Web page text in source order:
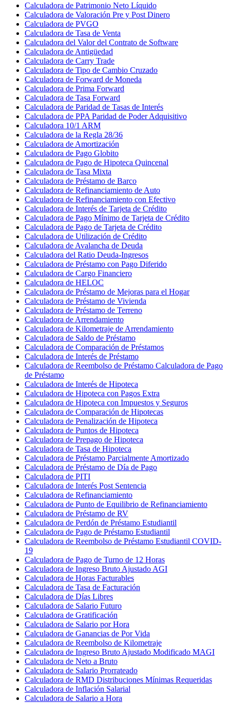
Calculadora de Patrimonio Neto Líquido
Calculadora de Valoración Pre y Post Dinero
Calculadora de PVGO
Calculadora de Tasa de Venta
Calculadora del Valor del Contrato de Software
Calculadora de Antigüedad
Calculadora de Carry Trade
Calculadora de Tipo de Cambio Cruzado
Calculadora de Forward de Moneda
Calculadora de Prima Forward
Calculadora de Tasa Forward
Calculadora de Paridad de Tasas de Interés
Calculadora de PPA Paridad de Poder Adquisitivo
Calculadora 10/1 ARM
Calculadora de la Regla 28/36
Calculadora de Amortización
Calculadora de Pago Globito
Calculadora de Pago de Hipoteca Quincenal
Calculadora de Tasa Mixta
Calculadora de Préstamo de Barco
Calculadora de Refinanciamiento de Auto
Calculadora de Refinanciamiento con Efectivo
Calculadora de Interés de Tarjeta de Crédito
Calculadora de Pago Mínimo de Tarjeta de Crédito
Calculadora de Pago de Tarjeta de Crédito
Calculadora de Utilización de Crédito
Calculadora de Avalancha de Deuda
Calculadora del Ratio Deuda-Ingresos
Calculadora de Préstamo con Pago Diferido
Calculadora de Cargo Financiero
Calculadora de HELOC
Calculadora de Préstamo de Mejoras para el Hogar
Calculadora de Préstamo de Vivienda
Calculadora de Préstamo de Terreno
Calculadora de Arrendamiento
Calculadora de Kilometraje de Arrendamiento
Calculadora de Saldo de Préstamo
Calculadora de Comparación de Préstamos
Calculadora de Interés de Préstamo
Calculadora de Reembolso de Préstamo Calculadora de Pago
de Préstamo
Calculadora de Interés de Hipoteca
Calculadora de Hipoteca con Pagos Extra
Calculadora de Hipoteca con Impuestos y Seguros
Calculadora de Comparación de Hipotecas
Calculadora de Penalización de Hipoteca
Calculadora de Puntos de Hipoteca
Calculadora de Prepago de Hipoteca
Calculadora de Tasa de Hipoteca
Calculadora de Préstamo Parcialmente Amortizado
Calculadora de Préstamo de Día de Pago
Calculadora de PITI
Calculadora de Interés Post Sentencia
Calculadora de Refinanciamiento
Calculadora de Punto de Equilibrio de Refinanciamiento
Calculadora de Préstamo de RV
Calculadora de Perdón de Préstamo Estudiantil
Calculadora de Pago de Préstamo Estudiantil
Calculadora de Reembolso de Préstamo Estudiantil COVID-
19
Calculadora de Pago de Turno de 12 Horas
Calculadora de Ingreso Bruto Ajustado AGI
Calculadora de Horas Facturables
Calculadora de Tasa de Facturación
Calculadora de Días Libres
Calculadora de Salario Futuro
Calculadora de Gratificación
Calculadora de Salario por Hora
Calculadora de Ganancias de Por Vida
Calculadora de Reembolso de Kilometraje
Calculadora de Ingreso Bruto Ajustado Modificado MAGI
Calculadora de Neto a Bruto
Calculadora de Salario Prorrateado
Calculadora de RMD Distribuciones Mínimas Requeridas
Calculadora de Inflación Salarial
Calculadora de Salario a Hora